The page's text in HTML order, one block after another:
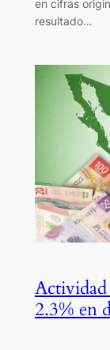
en cifras
resultado…
Actividad
2.3% en